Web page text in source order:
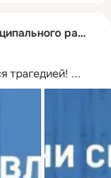
Администрация Перелюбского муниципального района
трагедией! ...